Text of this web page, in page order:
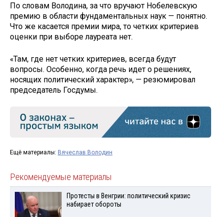
По словам Володина, за что вручают Нобелевскую
премию в области фундаментальных наук — понятно.
Что же касается премии мира, то четких критериев
оценки при выборе лауреата нет.
«Там, где нет четких критериев, всегда будут
вопросы. Особенно, когда речь идет о решениях,
носящих политический характер», — резюмировал
председатель Госдумы.
Ещё материалы: Вячеслав Володин
Рекомендуемые материалы
Протесты в Венгрии: политический кризис
набирает обороты